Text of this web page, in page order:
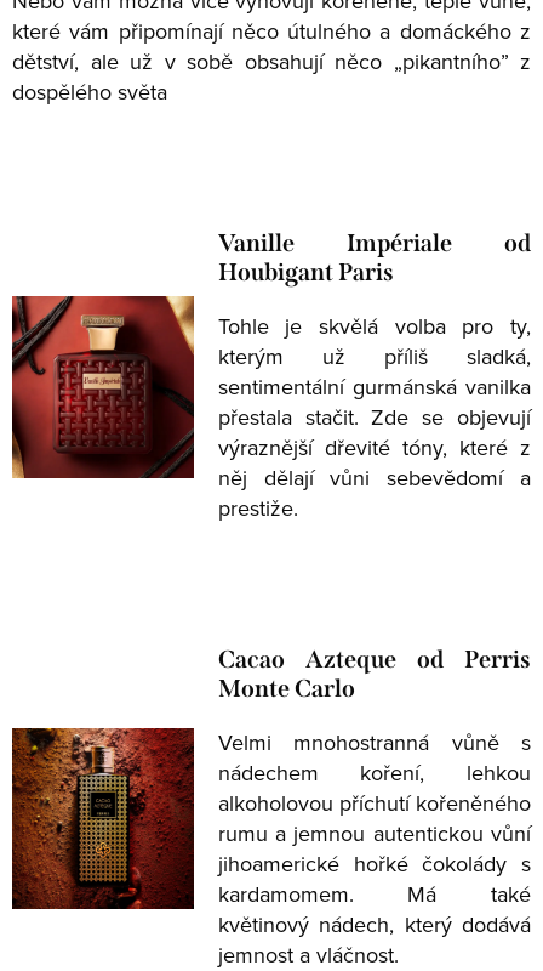
které vám připomínají něco útulného a domáckého z
dětství, ale už v sobě obsahují něco „pikantního” z
dospělého světa
Vanille Impériale od
Houbigant Paris
Tohle je skvělá volba pro ty,
kterým už příliš sladká,
sentimentální gurmánská vanilka
přestala stačit. Zde se objevují
výraznější dřevité tóny, které z
něj dělají vůni sebevědomí a
prestiže.
Cacao Azteque od Perris
Monte Carlo
Velmi mnohostranná vůně s
nádechem koření, lehkou
alkoholovou příchutí kořeněného
rumu a jemnou autentickou vůní
jihoamerické hořké čokolády s
kardamomem. Má také
květinový nádech, který dodává
jemnost a vláčnost.